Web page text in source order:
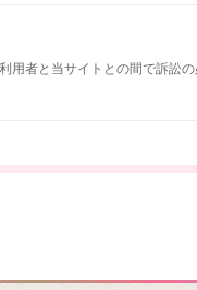
用者と当サイトとの間で訴訟